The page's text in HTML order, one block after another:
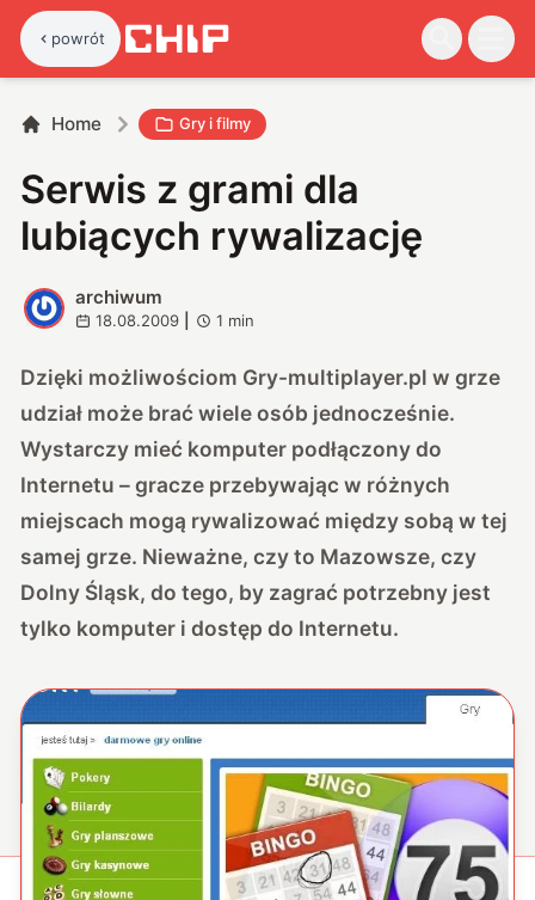
powrót
Home Gry i filmy
Serwis z grami dla
lubiących rywalizację
A
archiwum
18.08.2009 1 min
Dzięki możliwościom Gry-multiplayer.pl w grze
udział może brać wiele osób jednocześnie.
Wystarczy mieć komputer podłączony do
Internetu – gracze przebywając w różnych
miejscach mogą rywalizować między sobą w tej
samej grze. Nieważne, czy to Mazowsze, czy
Dolny Śląsk, do tego, by zagrać potrzebny jest
tylko komputer i dostęp do Internetu.